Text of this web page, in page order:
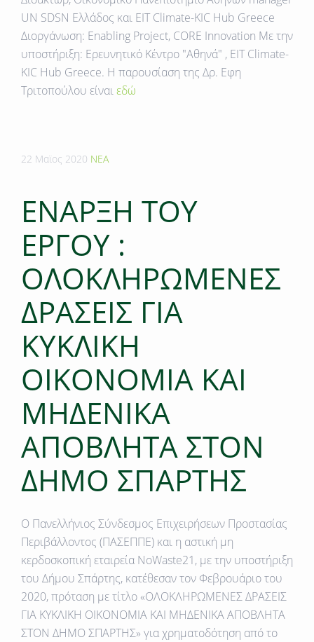
UN SDSN Ελλάδος και EIT Climate-KIC Hub Greece
Διοργάνωση: Enabling Project, CORE Innovation Με την
υποστήριξη: Ερευνητικό Κέντρο "Αθηνά" , EIT Climate-
KIC Hub Greece. Η παρουσίαση της Δρ. Εφη
Τριτοπούλου είναιεδώ
22 Μαϊος 2020 ΝΕΑ
ΕΝΑΡΞΗ ΤΟΥ
ΕΡΓΟΥ :
ΟΛΟΚΛΗΡΩΜΕΝΕΣ
ΔΡΑΣΕΙΣ ΓΙΑ
ΚΥΚΛΙΚΗ
ΟΙΚΟΝΟΜΙΑ ΚΑΙ
ΜΗΔΕΝΙΚΑ
ΑΠΟΒΛΗΤΑ ΣΤΟN
ΔΗΜΟ ΣΠΑΡΤΗΣ
Ο Πανελλήνιος Σύνδεσμος Επιχειρήσεων Προστασίας
Περιβάλλοντος (ΠΑΣΕΠΠΕ) και η αστική μη
κερδοσκοπική εταιρεία NoWaste21, με την υποστήριξη
του Δήμου Σπάρτης, κατέθεσαν τον Φεβρουάριο του
2020, πρόταση με τίτλο «ΟΛΟΚΛΗΡΩΜΕΝΕΣ ΔΡΑΣΕΙΣ
ΓΙΑ ΚΥΚΛΙΚΗ ΟΙΚΟΝΟΜΙΑ ΚΑΙ ΜΗΔΕΝΙΚΑ ΑΠΟΒΛΗΤΑ
ΣΤΟN ΔΗΜΟ ΣΠΑΡΤΗΣ» για χρηματοδότηση από το